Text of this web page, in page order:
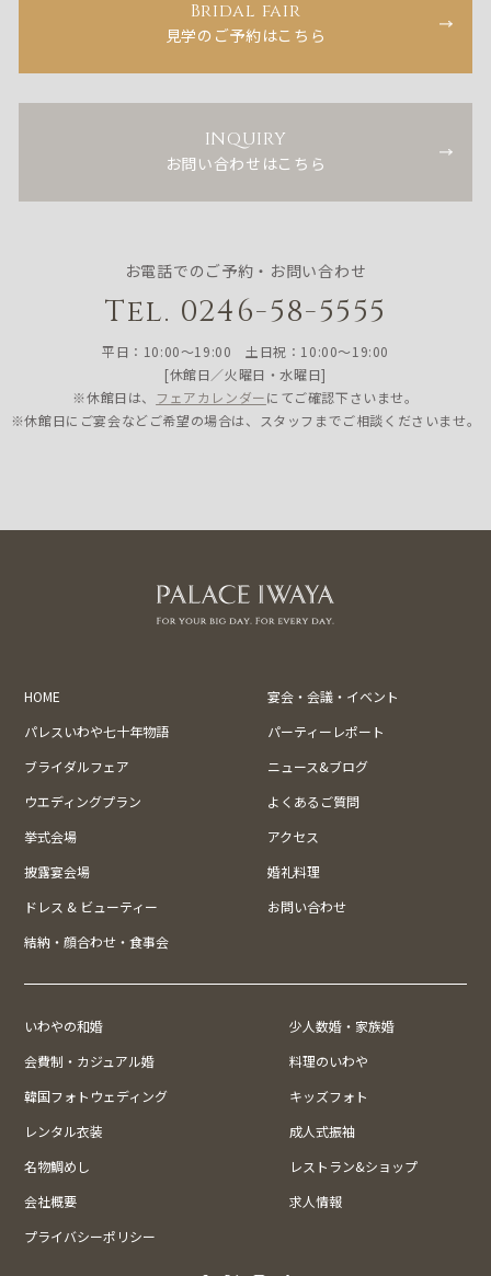
Bridal fair
見学のご予約はこちら
INQUIRY
お問い合わせはこちら
お電話でのご予約・お問い合わせ
Tel. 0246-58-5555
平日：10:00〜19:00 土日祝：10:00〜19:00
[休館日／火曜日・水曜日]
※休館日は、 フェアカレンダーにてご確認下さいませ。
※休館日にご宴会などご希望の場合は、スタッフまでご相談くださいませ。
HOME
宴会・会議・イベント
パレスいわや七十年物語
パーティーレポート
ブライダルフェア
ニュース&ブログ
ウエディングプラン
よくあるご質問
挙式会場
アクセス
披露宴会場
婚礼料理
ドレス & ビューティー
お問い合わせ
結納・顔合わせ・食事会
いわやの和婚
少人数婚・家族婚
会費制・カジュアル婚
料理のいわや
韓国フォトウェディング
キッズフォト
レンタル衣装
成人式振袖
名物鯛めし
レストラン&ショップ
会社概要
求人情報
プライバシーポリシー